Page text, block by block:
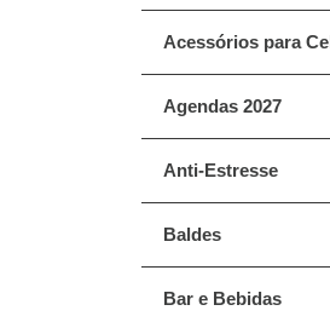
Acessórios para
Agendas 2027
Anti-Estresse
Baldes
Bar e Bebidas